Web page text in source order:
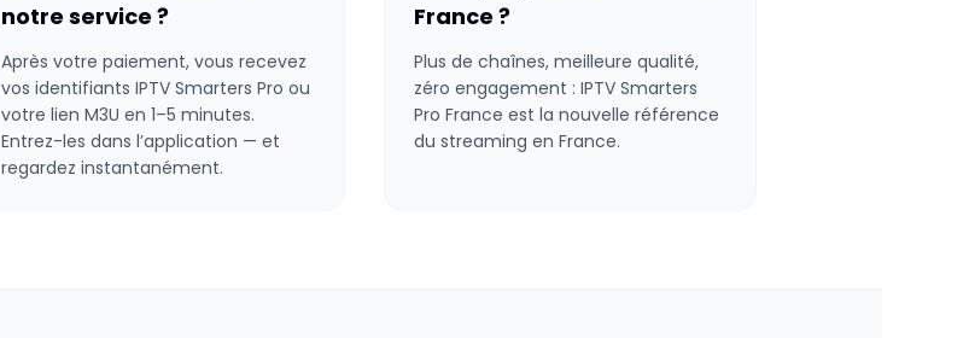
notre service ?
Après votre paiement, vous recevez
vos identifiants IPTV Smarters Pro ou
votre lien M3U en 1–5 minutes.
Entrez-les dans l’application — et
regardez instantanément.
France ?
Plus de chaînes, meilleure qualité,
zéro engagement : IPTV Smarters
Pro France est la nouvelle référence
du streaming en France.